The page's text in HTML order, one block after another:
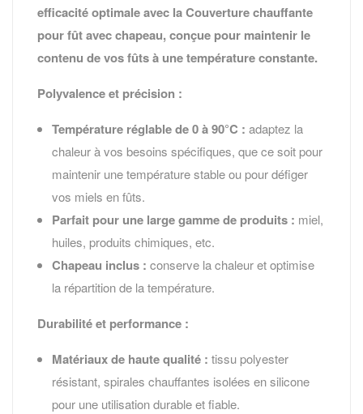
efficacité optimale avec la Couverture chauffante
pour fût avec chapeau, conçue pour maintenir le
contenu de vos fûts à une température constante.
Polyvalence et précision :
Température réglable de 0 à 90°C : adaptez la
chaleur à vos besoins spécifiques, que ce soit pour
maintenir une température stable ou pour défiger
vos miels en fûts.
Parfait pour une large gamme de produits : miel,
huiles, produits chimiques, etc.
Chapeau inclus : conserve la chaleur et optimise
la répartition de la température.
Durabilité et performance :
Matériaux de haute qualité : tissu polyester
résistant, spirales chauffantes isolées en silicone
pour une utilisation durable et fiable.